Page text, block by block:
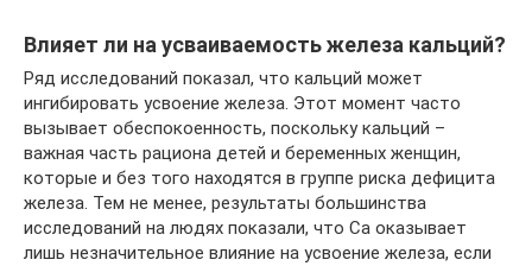
Влияет ли на усваиваемость железа кальций?
Ряд исследований показал, что кальций может
ингибировать усвоение железа. Этот момент часто
вызывает обеспокоенность, поскольку кальций –
важная часть рациона детей и беременных женщин,
которые и без того находятся в группе риска дефицита
железа. Тем не менее, результаты большинства
исследований на людях показали, что Са оказывает
лишь незначительное влияние на усвоение железа, если